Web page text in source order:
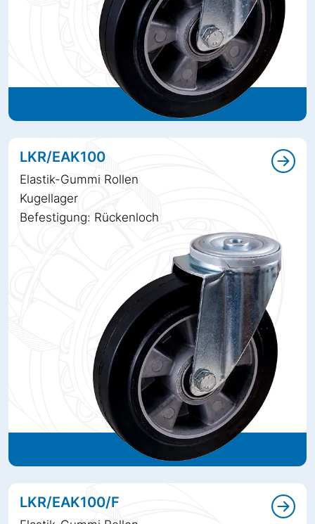
LKR/EAK100
Elastik-Gummi Rollen
Kugellager
Befestigung: Rückenloch
LKR/EAK100/F